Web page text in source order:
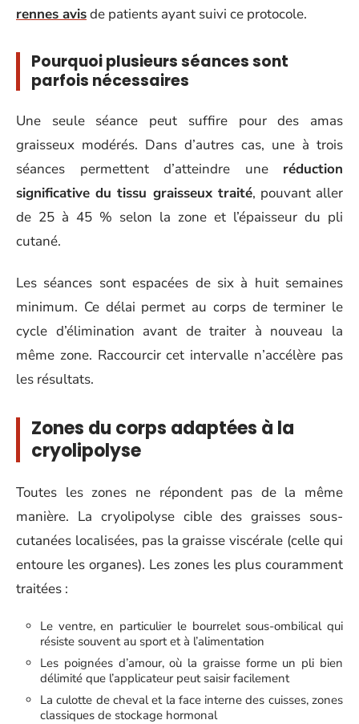
rennes avisde patients ayant suivi ce protocole.
Pourquoi plusieurs séances sont
parfois nécessaires
Une seule séance peut suffire pour des amas
graisseux modérés. Dans d’autres cas, une à trois
séances permettent d’atteindre une réduction
significative du tissu graisseux traité, pouvant aller
de 25 à 45 % selon la zone et l’épaisseur du pli
cutané.
Les séances sont espacées de six à huit semaines
minimum. Ce délai permet au corps de terminer le
cycle d’élimination avant de traiter à nouveau la
même zone. Raccourcir cet intervalle n’accélère pas
les résultats.
Zones du corps adaptées à la
cryolipolyse
Toutes les zones ne répondent pas de la même
manière. La cryolipolyse cible des graisses sous-
cutanées localisées, pas la graisse viscérale (celle qui
entoure les organes). Les zones les plus couramment
traitées :
Le ventre, en particulier le bourrelet sous-ombilical qui
résiste souvent au sport et à l’alimentation
Les poignées d’amour, où la graisse forme un pli bien
délimité que l’applicateur peut saisir facilement
La culotte de cheval et la face interne des cuisses, zones
classiques de stockage hormonal